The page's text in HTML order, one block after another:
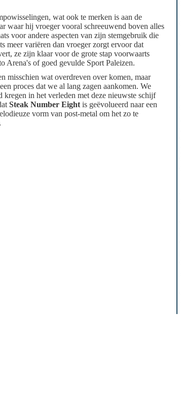
wat ook te merken is aan de
waar hij vroeger vooral schreeuwend boven alles
voor andere aspecten van zijn stemgebruik die
meer variëren dan vroeger zorgt ervoor dat
ze zijn klaar voor de grote stap voorwaarts
Arena's of goed gevulde Sport Paleizen.
misschien wat overdreven over komen, maar
proces dat we al lang zagen aankomen. We
in het verleden met deze nieuwste schijf
Steak Number Eight is geëvolueerd naar een
vorm van post-metal om het zo te